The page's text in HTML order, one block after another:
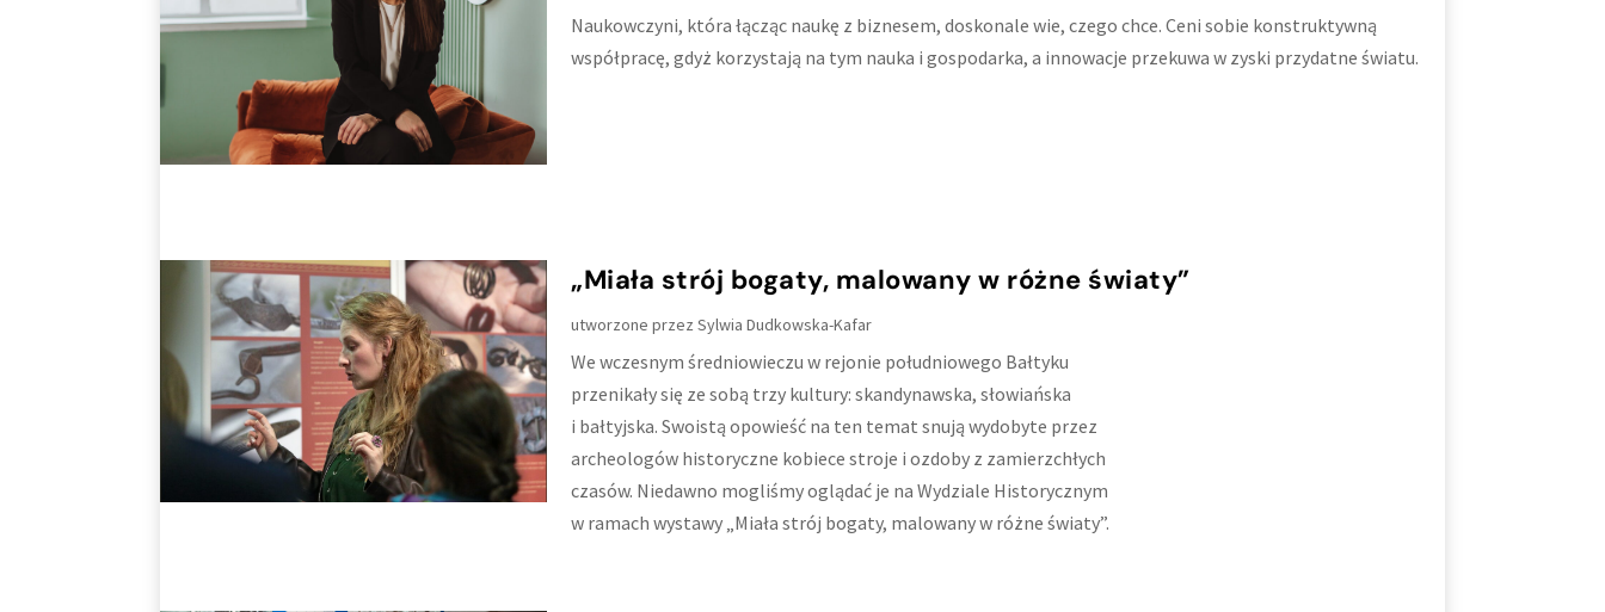
Naukowczyni, która łącząc naukę z biznesem, doskonale wie, czego chce. Ceni sobie konstruktywną
współpracę, gdyż korzystają na tym nauka i gospodarka, a innowacje przekuwa w zyski przydatne światu.
„Miała strój bogaty, malowany w różne światy”
utworzone przezSylwia Dudkowska-Kafar
We wczesnym średniowieczu w rejonie południowego Bałtyku
przenikały się ze sobą trzy kultury: skandynawska, słowiańska
i bałtyjska. Swoistą opowieść na ten temat snują wydobyte przez
archeologów historyczne kobiece stroje i ozdoby z zamierzchłych
czasów. Niedawno mogliśmy oglądać je na Wydziale Historycznym
w ramach wystawy „Miała strój bogaty, malowany w różne światy”.